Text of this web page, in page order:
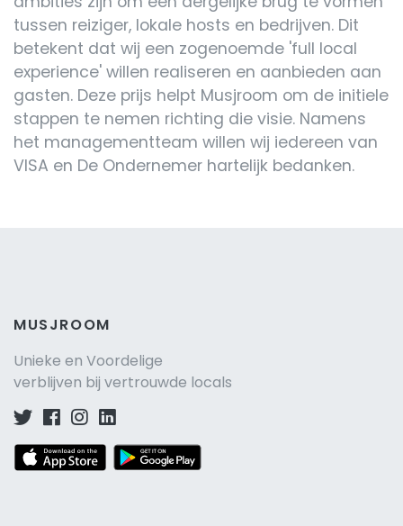
tussen reiziger, lokale hosts en bedrijven. Dit
betekent dat wij een zogenoemde 'full local
experience' willen realiseren en aanbieden aan
gasten. Deze prijs helpt Musjroom om de initiele
stappen te nemen richting die visie. Namens
het managementteam willen wij iedereen van
VISA en De Ondernemer hartelijk bedanken.
MUSJROOM
Unieke en Voordelige
verblijven bij vertrouwde locals